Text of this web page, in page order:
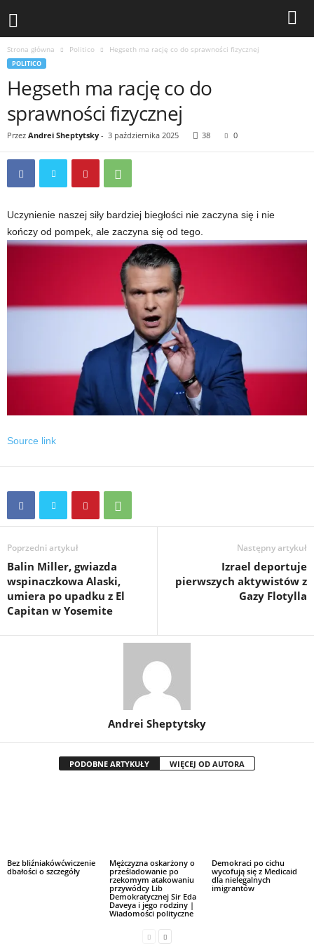
Strona główna Politico Hegseth ma rację co do sprawności fizycznej
POLITICO
Hegseth ma rację co do
sprawności fizycznej
Przez Andrei Sheptytsky - 3 października 2025 38 0
Uczynienie naszej siły bardziej biegłości nie zaczyna się i nie
kończy od pompek, ale zaczyna się od tego.
Source link
Poprzedni artykuł
Balin Miller, gwiazda
wspinaczkowa Alaski,
umiera po upadku z El
Capitan w Yosemite
Następny artykuł
Izrael deportuje
pierwszych aktywistów z
Gazy Flotylla
Andrei Sheptytsky
PODOBNE ARTYKUŁY WIĘCEJ OD AUTORA
Bez bliźniakówćwiczenie
dbałości o szczegóły
Mężczyzna oskarżony o
prześladowanie po
rzekomym atakowaniu
przywódcy Lib
Demokratycznej Sir Eda
Daveya i jego rodziny |
Wiadomości polityczne
Demokraci po cichu
wycofują się z Medicaid
dla nielegalnych
imigrantów